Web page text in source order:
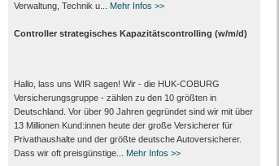
Verwaltung, Technik u...
Mehr Infos >>
Controller strategisches Kapazitätscontrolling (w/m/d)
Hallo, lass uns WIR sagen! Wir - die HUK-COBURG
Versicherungsgruppe - zählen zu den 10 größten in
Deutschland. Vor über 90 Jahren gegründet sind wir mit über
13 Millionen Kund:innen heute der große Versicherer für
Privathaushalte und der größte deutsche Autoversicherer.
Dass wir oft preisgünstige...
Mehr Infos >>